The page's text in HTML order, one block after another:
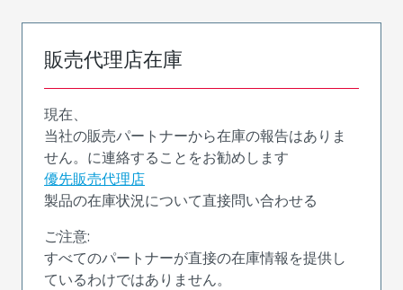
販売代理店在庫
現在、
当社の販売パートナーから在庫の報告はありま
せん。に連絡することをお勧めします
優先販売代理店
製品の在庫状況について直接問い合わせる
ご注意:
すべてのパートナーが直接の在庫情報を提供し
ているわけではありません。